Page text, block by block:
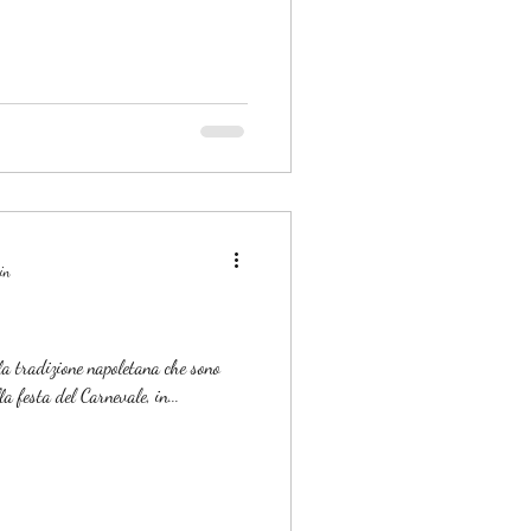
napoletana che sono
della festa del Carnevale, in...